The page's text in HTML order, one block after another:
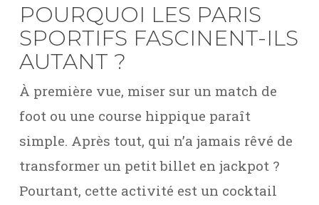
POURQUOI LES PARIS
SPORTIFS FASCINENT-ILS
AUTANT ?
À première vue, miser sur un match de
foot ou une course hippique paraît
simple. Après tout, qui n’a jamais rêvé de
transformer un petit billet en jackpot ?
Pourtant, cette activité est un cocktail